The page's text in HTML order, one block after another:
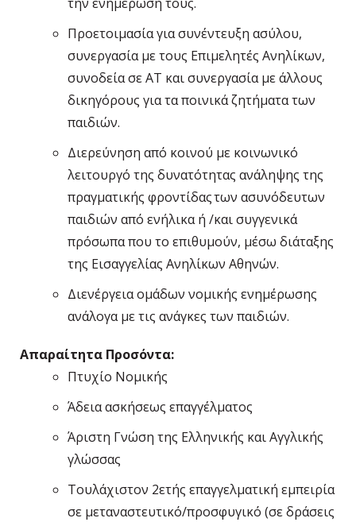
Προετοιμασία για συνέντευξη ασύλου,
συνεργασία με τους Επιμελητές Ανηλίκων,
συνοδεία σε ΑΤ και συνεργασία με άλλους
δικηγόρους για τα ποινικά ζητήματα των
παιδιών.
Διερεύνηση από κοινού με κοινωνικό
λειτουργό της δυνατότητας ανάληψης της
πραγματικής φροντίδας των ασυνόδευτων
παιδιών από ενήλικα ή /και συγγενικά
πρόσωπα που το επιθυμούν, μέσω διάταξης
της Εισαγγελίας Ανηλίκων Αθηνών.
Διενέργεια ομάδων νομικής ενημέρωσης
ανάλογα με τις ανάγκες των παιδιών.
Απαραίτητα Προσόντα:
Πτυχίο Νομικής
Άδεια ασκήσεως επαγγέλματος
Άριστη Γνώση της Ελληνικής και Αγγλικής
γλώσσας
Τουλάχιστον 2ετής επαγγελματική εμπειρία
σε μεταναστευτικό/προσφυγικό (σε δράσεις